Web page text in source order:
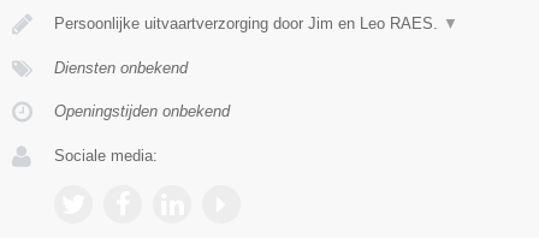
Persoonlijke uitvaartverzorging door Jim en Leo RAES. ▼
Diensten onbekend
Openingstijden onbekend
Sociale media: